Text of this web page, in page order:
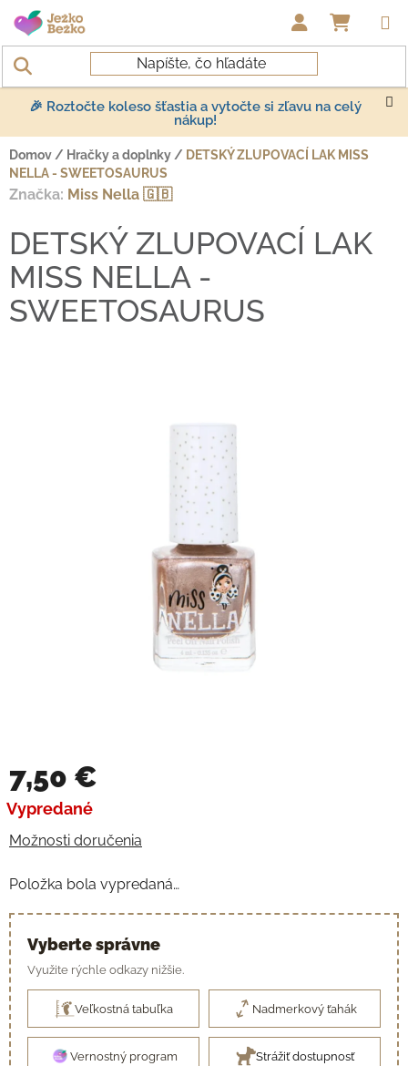
Prejsť na obsah
🎉 Roztočte koleso šťastia a vytočte si zľavu na celý
nákup!
Domov / Hračky a doplnky / DETSKÝ ZLUPOVACÍ LAK MISS
NELLA - SWEETOSAURUS
7,50 €
Jednotková cena:
Vypredané
Možnosti doručenia
Položka bola vypredaná…
Vyberte správne
Využite rýchle odkazy nižšie.
Veľkostná tabuľka Nadmerkový ťahák
Vernostný program Strážiť dostupnosť
DETSKÝ ZLUPOVACÍ LAK
MISS NELLA -
SWEETOSAURUS
Značka: Miss Nella 🇬🇧